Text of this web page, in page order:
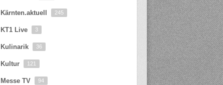
Kärnten.aktuell 245
KT1 Live 3
Kulinarik 36
Kultur 121
Messe TV 94